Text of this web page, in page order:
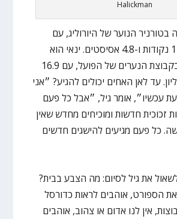
Halickman
הנוער של היורוליג, עם
ממוצעים של 12.5 נקודות ו-4.8 אסיסטים. ינאי הוא
השחקן המוביל בקבוצת הנערים של הפועל, עם 16.9
עד לאן האחים יכולים להגיע? ״אני
עכשיו״, אומר גיל, ״אבל כל פעם
זכוכית חדשות ומוכיחים מחדש שאין
כל פעם מגיעים להישגים חדשים
את גיל לסיום: מה הצבע בבית?
הספורט, אוהבים לראות כדורסל
אין לנו אדום או צהוב, אוהבים